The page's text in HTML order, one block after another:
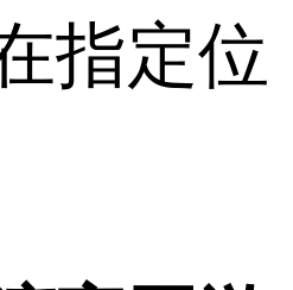
指定位